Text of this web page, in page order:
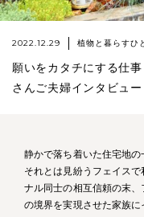
2022.12.29 植物と暮らすひ
願いをカタチにする仕
さんご夫婦インタビュー
静かで落ち着いた住宅地の
それとは見紛うフェイス
ナル同士の相互信頼の末
の境界を実現させた家族に